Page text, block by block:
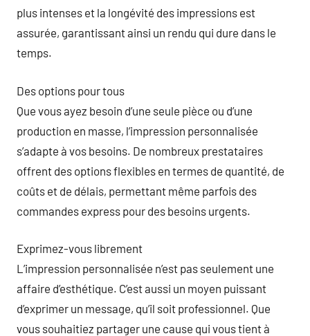
plus intenses et la longévité des impressions est
assurée, garantissant ainsi un rendu qui dure dans le
temps.
Des options pour tous
Que vous ayez besoin d’une seule pièce ou d’une
production en masse, l’impression personnalisée
s’adapte à vos besoins. De nombreux prestataires
offrent des options flexibles en termes de quantité, de
coûts et de délais, permettant même parfois des
commandes express pour des besoins urgents.
Exprimez-vous librement
L’impression personnalisée n’est pas seulement une
affaire d’esthétique. C’est aussi un moyen puissant
d’exprimer un message, qu’il soit professionnel. Que
vous souhaitiez partager une cause qui vous tient à